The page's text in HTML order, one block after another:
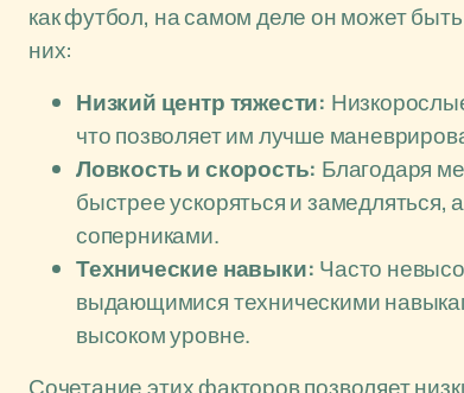
как футбол, на самом деле он может
них:
Низкий центр тяжести:
что позволяет им лучше
Ловкость и скорость: Благодаря
быстрее ускоряться и замедляться,
соперниками.
Технические навыки: Часто
выдающимися техническими
высоком уровне.